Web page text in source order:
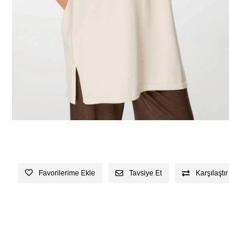
Favorilerime Ekle Tavsiye Et Karşılaştır